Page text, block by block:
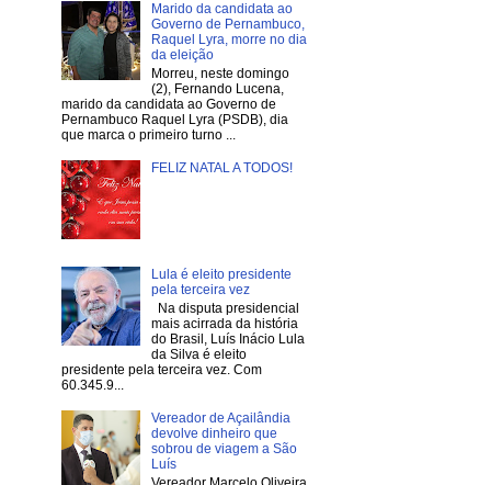
Marido da candidata ao
Governo de Pernambuco,
Raquel Lyra, morre no dia
da eleição
Morreu, neste domingo
(2), Fernando Lucena,
marido da candidata ao Governo de
Pernambuco Raquel Lyra (PSDB), dia
que marca o primeiro turno ...
FELIZ NATAL A TODOS!
Lula é eleito presidente
pela terceira vez
Na disputa presidencial
mais acirrada da história
do Brasil, Luís Inácio Lula
da Silva é eleito
presidente pela terceira vez. Com
60.345.9...
Vereador de Açailândia
devolve dinheiro que
sobrou de viagem a São
Luís